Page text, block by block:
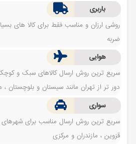
باربری
روشی ارزان و مناسب فقط برای کالا های
ضربه
هوایی
سریع ترین روش ارسال کالاهای سبک و
دور تر از تهران مانند سیستان و بلوچستان ،
سواری
سریع ترین روش ارسال مناسب برای شهرهای
قزوین ، مازندران و مرکزی